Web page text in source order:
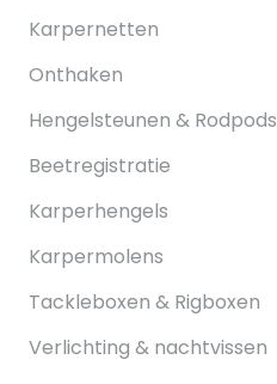
Karpernetten
Onthaken
Hengelsteunen & Rodpods
Beetregistratie
Karperhengels
Karpermolens
Tackleboxen & Rigboxen
Verlichting & nachtvissen